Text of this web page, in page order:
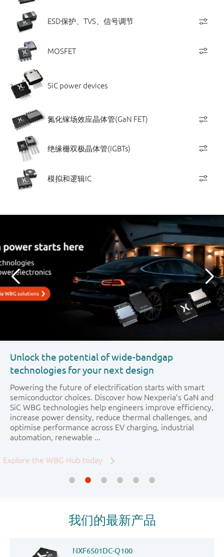
ESD保护、TVS、信号调节
MOSFET
SiC power devices
氮化镓场效应晶体管(GaN FET)
绝缘栅双极晶体管(IGBTs)
模拟和逻辑IC
CCPAK1212封装将再次提升功率MOSFET的性能
表现
推出16款采用CCPAK1212封装的80 V和100 V功率
MOSFET新品，提供行业领先的功率密度与性能表现。铜
夹片设计可确保高电流传导能力、低电感特性及出色的热
性能，非常适合电机控制、电源和可再生能源等应用场
景。该产品系列还包含用于AI服务器热插拔的ASFET器
件，搭配散热方案可提供可靠的解决方案。
阅读更多
赋能新一代 AI
借助 Nexperia 的先进电源解决方案，为您的基础设施注入
强大动力。从三相电源 (PSU) 和 48V 热插拔，到 AI 加速
器、电池备份和网络设备，我们的高效组件助您打造温度
更低、运行更可靠的数据中心。立即在线探索我们完整的
应用解决方案组合。
阅读更多
Unlock the potential of wide-bandgap
technologies for your next design
Powering the future of electrification starts with smart
semiconductor choices. Discover how Nexperia’s GaN and
SiC WBG technologies help engineers improve efficiency,
increase power density, reduce thermal challenges, and
optimise performance across EV charging, industrial
automation, renewable ...
Explore the WBG Hub today
欢迎来到工程师交流社区！
我们很高兴地推出 Nexperia 的第一个工程师论坛- “工程师
交流”。 一个由工程师为集成电路应用问题而建立的空
间。分享您的设计挑战，与全球专家交流。
让我们一同进步！
加入我们
Nexperia 2025年可持续发展报告
本报告是Nexperia的年度企业可持续发展报告，旨在彰显
我们对可持续发展商业实践和政策的公开承诺。
了解更多
Nexperia亮相N.E.C.对阵AZ的足球赛
奈梅亨——总部位于奈梅亨的半导体制造商Nexperia是当
地足球俱乐部N.E.C.的主赞助商。今日，Nexperia将在戈
费特体育场举行的N.E.C.赛事中成为全场焦点。
阅读更多
CCPAK1212封装将再次提升功率MOSFET的性能
表现
推出16款采用CCPAK1212封装的80 V和100 V功率
MOSFET新品，提供行业领先的功率密度与性能表现。铜
夹片设计可确保高电流传导能力、低电感特性及出色的热
性能，非常适合电机控制、电源和可再生能源等应用场
景。该产品系列还包含用于AI服务器热插拔的ASFET器
件，搭配散热方案可提供可靠的解决方案。
阅读更多
赋能新一代 AI
借助 Nexperia 的先进电源解决方案，为您的基础设施注入
强大动力。从三相电源 (PSU) 和 48V 热插拔，到 AI 加速
器、电池备份和网络设备，我们的高效组件助您打造温度
更低、运行更可靠的数据中心。立即在线探索我们完整的
应用解决方案组合。
阅读更多
我们的最新产品
NXF6501DC-Q100